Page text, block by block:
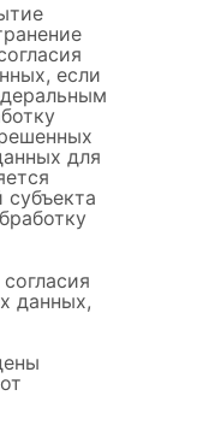
если
для
субъекта
данных,